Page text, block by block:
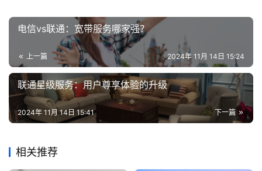
电信vs联通：宽带服务哪家强？
上一篇 2024年 11月 14日 15:24
联通星级服务：用户尊享体验的升级
下一篇
2024年 11月 14日 15:41
相关推荐